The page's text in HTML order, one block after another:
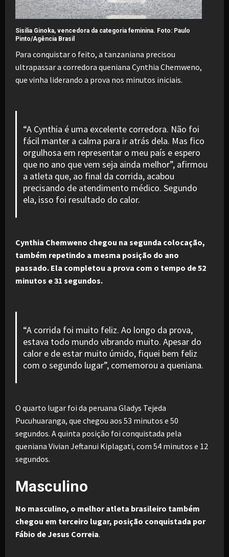
Sisilia Ginoka, vencedora da categoria feminina. Foto: Paulo
Pinto/Agência Brasil
Para conquistar o feito, a tanzaniana precisou
ultrapassar a corredora queniana Cynthia Chemweno,
que vinha liderando a prova nos minutos iniciais.
“A Cynthia é uma excelente corredora. Não foi
fácil manter a calma para ir atrás dela. Mas fico
orgulhosa em representar o meu país e espero
que no ano que vem seja ainda melhor”, afirmou
a atleta que, ao final da corrida, acabou
precisando de atendimento médico. Segundo
ela, isso foi resultado do calor.
Cynthia Chemweno chegou na segunda colocação,
também repetindo a mesma posição do ano
passado. Ela completou a prova com o tempo de 52
minutos e 31 segundos.
“A corrida foi muito feliz. Ao longo da prova,
estava todo mundo vibrando muito. Apesar do
calor e de estar muito úmido, fiquei bem feliz
com o segundo lugar”, comemorou a queniana.
O quarto lugar foi da peruana Gladys Tejeda
Pucuhuaranga, que chegou aos 53 minutos e 50
segundos. A quinta posição foi conquistada pela
queniana Vivian Jeftanui Kiplagati, com 54 minutos e 12
segundos.
Masculino
No masculino, o melhor atleta brasileiro também
chegou em terceiro lugar, posição conquistada por
Fábio de Jesus Correia.